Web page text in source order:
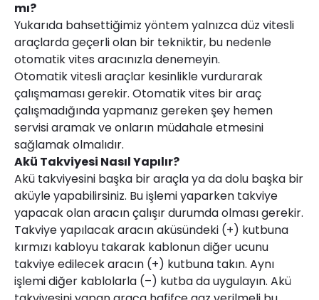
mı?
Yukarıda bahsettiğimiz yöntem yalnızca düz vitesli
araçlarda geçerli olan bir tekniktir, bu nedenle
otomatik vites aracınızla denemeyin.
Otomatik vitesli araçlar kesinlikle vurdurarak
çalışmaması gerekir. Otomatik vites bir araç
çalışmadığında yapmanız gereken şey hemen
servisi aramak ve onların müdahale etmesini
sağlamak olmalıdır.
Akü Takviyesi Nasıl Yapılır?
Akü takviyesini başka bir araçla ya da dolu başka bir
aküyle yapabilirsiniz. Bu işlemi yaparken takviye
yapacak olan aracın çalışır durumda olması gerekir.
Takviye yapılacak aracın aküsündeki (+) kutbuna
kırmızı kabloyu takarak kablonun diğer ucunu
takviye edilecek aracın (+) kutbuna takın. Aynı
işlemi diğer kablolarla (–) kutba da uygulayın. Akü